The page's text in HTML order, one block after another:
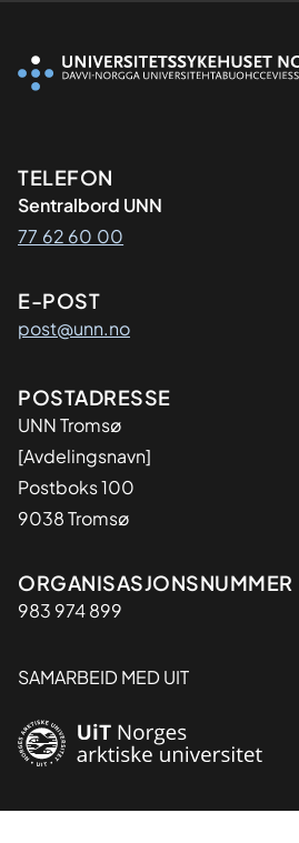
Kontaktinformasjon
TELEFON
Sentralbord UNN
77 62 60 00
E-POST
post@unn.no
Adresse
POSTADRESSE
UNN Tromsø
[Avdelingsnavn]
Postboks 100
9038 Tromsø
Organisasjon
ORGANISASJONSNUMMER
983 974 899
SAMARBEID MED UIT